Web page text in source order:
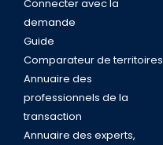
Connecter avec la
demande
Guide
Comparateur de territoires
Annuaire des
professionnels de la
transaction
Annuaire des experts,